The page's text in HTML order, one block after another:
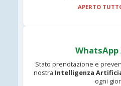
APERTO
WhatsApp
Stato prenotazione e
nostra Intelligenza
ogni